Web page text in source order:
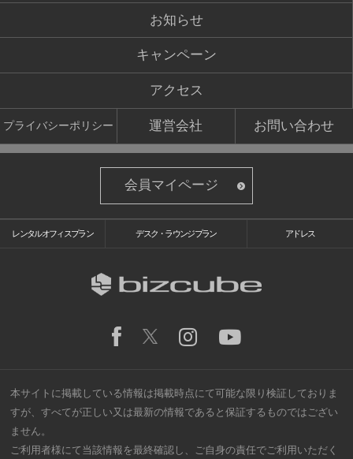
お知らせ
キャンペーン
アクセス
プライバシーポリシー 運営会社 お問い合わせ
会員マイページ
レンタルオフィスプラン デスク・ラウンジプラン アドレス
本サイトに掲載している情報は掲載時点にて可能な限り検証しておりま
すが、すべてが正しい又は最新の情報であると保証するものではござい
ません。
ご利用者様にて当該情報を最終確認し、ご自身の責任でご利用いただく